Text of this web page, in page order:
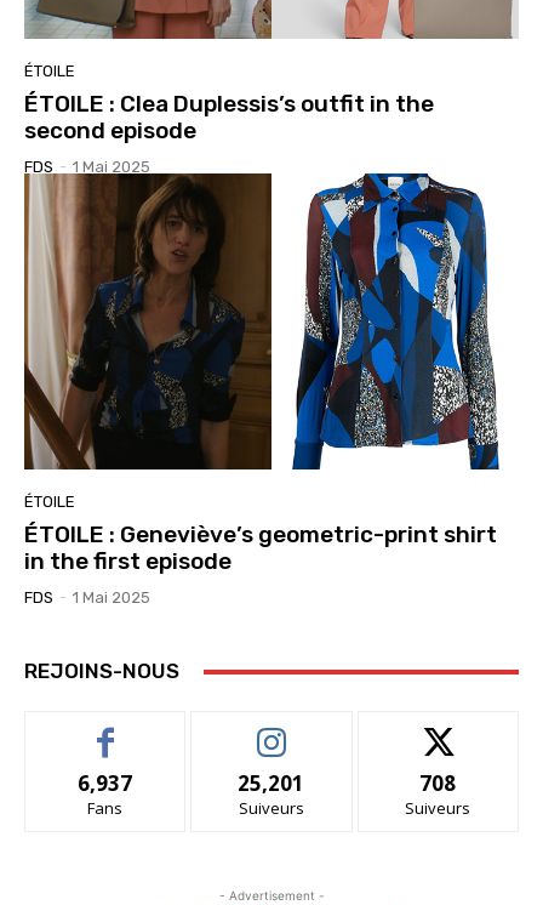
ÉTOILE
ÉTOILE : Clea Duplessis’s outfit in the
second episode
FDS - 1 Mai 2025
ÉTOILE
ÉTOILE : Geneviève’s geometric-print shirt
in the first episode
FDS - 1 Mai 2025
REJOINS-NOUS
6,937
Fans
25,201
Suiveurs
708
Suiveurs
- Advertisement -